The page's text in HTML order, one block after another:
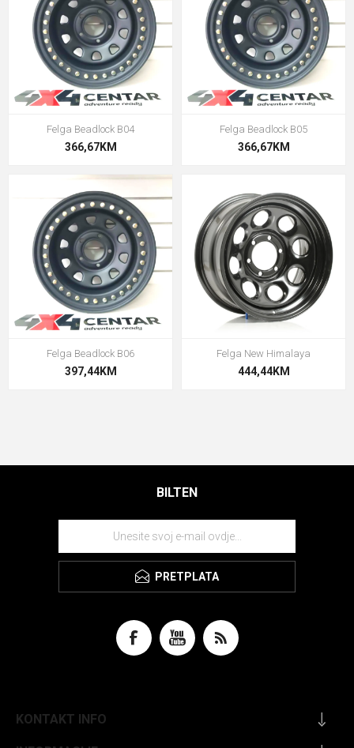
Felga Beadlock B04
366,67KM
Felga Beadlock B05
366,67KM
Felga Beadlock B06
397,44KM
Felga New Himalaya
444,44KM
BILTEN
PRETPLATA
KONTAKT INFO